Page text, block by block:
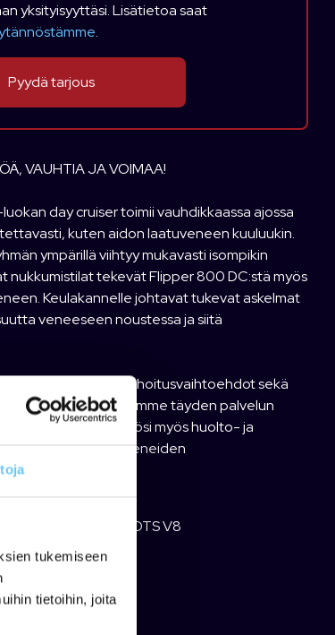
tukemiseen
tietoihin, joita
yksityisyyttäsi. Lisätietoa saat
.
VAUHTIA JA VOIMAA!
day cruiser toimii vauhdikkaassa ajossa
kuten aidon laatuveneen kuuluukin.
ympärillä viihtyy mukavasti isompikin
nukkumistilat tekevät Flipper 800 DC:stä myös
Keulakannelle johtavat tukevat askelmat
veneeseen noustessa ja siitä
myös edulliset rahoitusvaihtoehdot sekä
helposti. Olemme täyden palvelun
tarjoamme käyttöösi myös huolto- ja
varaosat sekä veneiden
Mercury
V300 XL AMS DTS V8
2026
Day Cruiser